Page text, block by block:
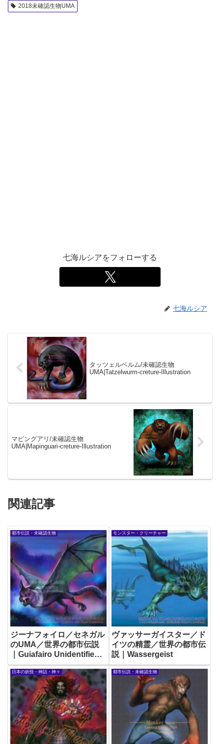
2018未確認生物UMA
七海ルシアをフォローする
七海ルシア
タッツェルベルム/未確認生物
UMA|Tatzelwurm-creture-Illustration
マピングアリ/未確認生物
UMA|Mapinguari-creture-Illustration
関連記事
都市伝説・未確認生物
ジーナフォイロ／セネガル
のUMA／世界の都市伝説
｜Guiafairo Unidentified
creature
モンスター・クリーチャー
ヴァッサーガイスター／ド
イツの精霊／世界の都市伝
説｜Wassergeist
日本の妖怪・神話・神々 都市伝説・未確認生物